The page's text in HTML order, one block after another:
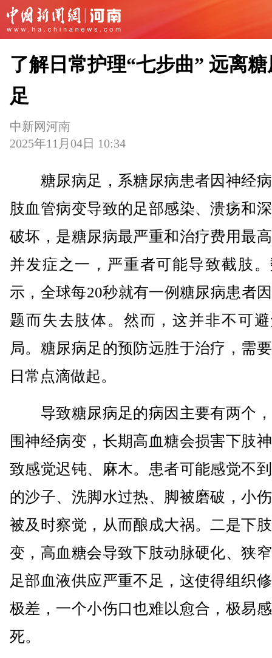
了解日常护理“七步曲” 远离
足
中新网河南
2025年11月04日 10:34
糖尿病足，系糖尿病患者因神经
肢血管病变导致的足部感染、溃疡和
破坏，是糖尿病最严重和治疗费用最
并发症之一，严重者可能导致截肢
示，全球每20秒就有一例糖尿病患者
题而失去肢体。然而，这并非不可
局。糖尿病足的预防远胜于治疗，需
日常点滴做起。
导致糖尿病足的病因主要有两个
围神经病变，长期高血糖会损害下肢
致感觉迟钝、麻木。患者可能感觉不
的沙子、洗脚水过热、脚被磨破，小
被及时察觉，从而酿成大祸。二是下
变，高血糖会导致下肢动脉硬化、狭
足部血液供应严重不足，这使得组织
极差，一个小伤口也难以愈合，极易
死。